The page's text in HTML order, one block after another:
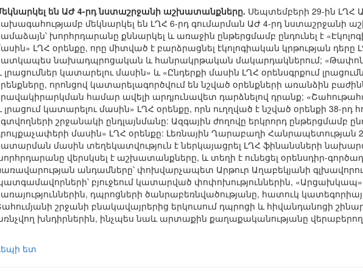
են ԱԺ 4-րդ նստաշրջանի աշխատանքները. Սեպտեմբերի 29-ին ԼՂՀ
մեկնարկել են ԼՂՀ 6-րդ գումարման ԱԺ 4-րդ նստաշրջանի
խորհրդարանը քննարկել և առաջին ընթերցմամբ ընդունել է
ԼՂՀ օրենքը, որը միտված է բարձրացնել էկոլոգիական կրթության
նախադպրոցական և հանրակրթական մակարդակներում;
լրացումներ կատարելու մասին» և «Ընդերքի մասին ԼՂՀ օրենսգրքում
որոնցով կատարելագործվում են նշված օրենքների առանձին
համար ավելի արդյունավետ դարձնելով դրանք;
լրացում կատարելու մասին» ԼՂՀ օրենքը, որն ուղղված է նշված օրենքի 38-
շրջանակի ընդլայնմանը: Ազգային ժողովը երկրորդ ընթերցմամբ
մասին» ԼՂՀ օրենքը: Լեռնային Ղարաբաղի Հանրապետության
մասին տեղեկատվություն է ներկայացրել ԼՂՀ ֆինանսների
վերսկսել է աշխատանքները, և տեղի է ունեցել օրենսդիր-
անդամները՝ փոխվարչապետ Արթուր Աղաբեկյանի
բյուջեում կատարված փոփոխություններին, «Արցախկապ»
դպրոցների ծանրաբեռնվածությանը, հատուկ
շրջանի բնակավայրերից երկուսում դպրոցի և հիվանդանոցի
խնդիրներին, ինչպես նաև արտաքին քաղաքականությանը
ետ